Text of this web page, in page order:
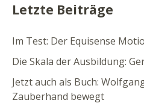
Letzte Beiträge
Im Test: Der Equisense
Die Skala der Ausbildung:
Jetzt auch als Buch:
Zauberhand bewegt